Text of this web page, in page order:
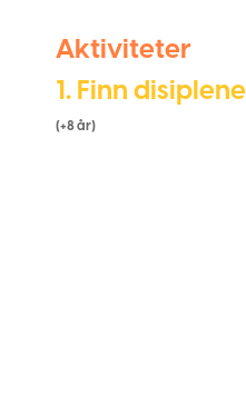
Aktiviteter
1. Finn disiplene
(+8 år)